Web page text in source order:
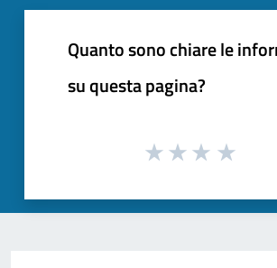
Quanto sono chiare le
su questa pagina?